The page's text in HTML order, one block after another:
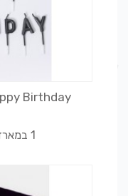
1 במארז